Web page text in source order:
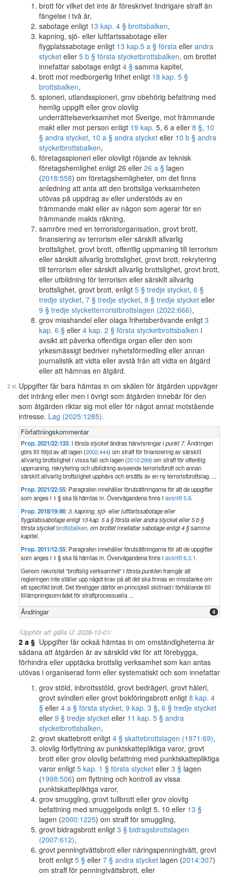
brott för vilket det inte är föreskrivet lindrigare straff än
fängelse i två år,
sabotage enligt 13 kap. 4 § brottsbalken,
kapning, sjö- eller luftfartssabotage eller
flygplatssabotage enligt 13 kap.5 a § första eller andra
stycket eller 5 b § första stycketbrottsbalken, om brottet
innefattar sabotage enligt 4 § samma kapitel,
brott mot medborgerlig frihet enligt 18 kap. 5 §
brottsbalken,
spioneri, utlandsspioneri, grov obehörig befattning med
hemlig uppgift eller grov olovlig
underrättelseverksamhet mot Sverige, mot främmande
makt eller mot person enligt 19 kap. 5, 6 a eller 8 §, 10
§ andra stycket, 10 a § andra stycket eller 10 b § andra
stycketbrottsbalken,
företagsspioneri eller olovligt röjande av teknisk
företagshemlighet enligt 26 eller 26 a § lagen
(2018:558) om företagshemligheter, om det finns
anledning att anta att den brottsliga verksamheten
utövas på uppdrag av eller understöds av en
främmande makt eller av någon som agerar för en
främmande makts räkning,
samröre med en terroristorganisation, grovt brott,
finansiering av terrorism eller särskilt allvarlig
brottslighet, grovt brott, offentlig uppmaning till terrorism
eller särskilt allvarlig brottslighet, grovt brott, rekrytering
till terrorism eller särskilt allvarlig brottslighet, grovt brott,
eller utbildning för terrorism eller särskilt allvarlig
brottslighet, grovt brott, enligt 5 § tredje stycket, 6 §
tredje stycket, 7 § tredje stycket, 8 § tredje stycket eller
9 § tredje stycketterroristbrottslagen (2022:666),
grov misshandel eller olaga frihetsberövande enligt 3
kap. 6 § eller 4 kap. 2 § första stycketbrottsbalken i
avsikt att påverka offentliga organ eller den som
yrkesmässigt bedriver nyhetsförmedling eller annan
journalistik att vidta eller avstå från att vidta en åtgärd
eller att hämnas en åtgärd.
Uppgifter får bara hämtas in om skälen för åtgärden uppväger
det intrång eller men i övrigt som åtgärden innebär för den
som åtgärden riktar sig mot eller för något annat motstående
intresse. Lag (2025:1285).
Författningskommentar
Prop. 2021/22:133: Iförsta stycketändras hänvisningar i punkt 7. Ändringen
görs till följd av att lagen (2002:444) om straff för finansiering av särskilt
allvarlig brottslighet i vissa fall och lagen (2010:299) om straff för offentlig
uppmaning, rekrytering och utbildning avseende terroristbrott och annan
särskilt allvarlig brottslighet upphävs och ersätts av en ny terroristbrottslag. ...
Prop. 2021/22:55: Paragrafen innehåller förutsättningarna för att de uppgifter
som anges i 1 § ska få hämtas in. Övervägandena finns i avsnitt 5.8.
Prop. 2018/19:86:3. kapning, sjö- eller luftfartssabotage eller
flygplatssabotage enligt 13 kap. 5 a § första eller andra stycket eller 5 b §
första stycketbrottsbalken, om brottet innefattar sabotage enligt 4 § samma
kapitel,
Prop. 2011/12:55: Paragrafen innehåller förutsättningarna för att de uppgifter
som anges i 1 § ska få hämtas in. Övervägandena finns i avsnitt 6.3.1.
Genom rekvisitet ”brottslig verksamhet” i första punktenframgår att
regleringen inte ställer upp något krav på att det ska finnas en misstanke om
ett specifikt brott. Det föreligger därför en principiell skillnad i förhållande till
tillämpningsområdet för straffprocessuella ...
Ändringar 4
/Upphör att gälla U: 2028-10-01/
2 a § Uppgifter får också hämtas in om omständigheterna är
sådana att åtgärden är av särskild vikt för att förebygga,
förhindra eller upptäcka brottslig verksamhet som kan antas
utövas i organiserad form eller systematiskt och som innefattar
grov stöld, inbrottsstöld, grovt bedrägeri, grovt häleri,
grovt svindleri eller grovt bokföringsbrott enligt 8 kap. 4
§ eller 4 a § första stycket, 9 kap. 3 §, 6 § tredje stycket
eller 9 § tredje stycket eller 11 kap. 5 § andra
stycketbrottsbalken,
grovt skattebrott enligt 4 § skattebrottslagen (1971:69),
olovlig förflyttning av punktskattepliktiga varor, grovt
brott eller grov olovlig befattning med punktskattepliktiga
varor enligt 5 kap. 1 § första stycket eller 3 § lagen
(1998:506) om flyttning och kontroll av vissa
punktskattepliktiga varor,
grov smuggling, grovt tullbrott eller grov olovlig
befattning med smuggelgods enligt 5, 10 eller 13 §
lagen (2000:1225) om straff för smuggling,
grovt bidragsbrott enligt 3 § bidragsbrottslagen
(2007:612),
grovt penningtvättsbrott eller näringspenningtvätt, grovt
brott enligt 5 § eller 7 § andra stycket lagen (2014:307)
om straff för penningtvättsbrott, eller